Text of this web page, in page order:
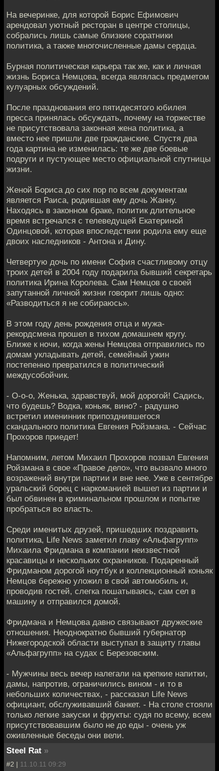
На вечеринке, для которой Борис Ефимович
арендовал уютный ресторан в центре столицы,
собрались лишь самые близкие соратники
политика, а также многочисленные дамы сердца.
Бурная политическая карьера так же, как и личная
жизнь Бориса Немцова, всегда являлась предметом
кулуарных обсуждений.
После празднования его пятидесятого юбилея
пресса принялась обсуждать, почему на торжестве
не присутствовала законная жена политика, а
вместо нее пришли две гражданские. Спустя два
года картина не изменилась: те же две боевые
подруги и пустующее место официальной спутницы
жизни.
Женой Бориса до сих пор по всем документам
является Раиса, родившая ему дочь Жанну.
Находясь в законном браке, политик длительное
время встречался с телеведущей Екатериной
Одинцовой, которая впоследствии родила ему еще
двоих наследников - Антона и Дину.
Четвертую дочь по имени София счастливому отцу
троих детей в 2004 году подарила бывший секретарь
политика Ирина Королева. Сам Немцов о своей
запутанной личной жизни говорит лишь одно:
«Разводиться я не собираюсь».
В этом году день рождения отца и мужа-
рекордсмена прошел в тихом домашнем кругу.
Ближе к ночи, когда жены Немцова отправились по
домам укладывать детей, семейный ужин
постепенно превратился в политический
междусобойчик.
- О-о-о, Женька, здравствуй, мой дорогой! Садись,
что будешь? Водка, коньяк, вино? - радушно
встретил именинник припозднившегося
скандального политика Евгения Ройзмана. - Сейчас
Прохоров приедет!
Напомним, летом Михаил Прохоров позвал Евгения
Ройзмана в свое «Правое дело», что вызвало много
возражений внутри партии и вне нее. Уже в сентябре
уральский борец с наркоманией вышел из партии и
был обвинен в криминальном прошлом и попытке
пробраться во власть.
Среди именитых друзей, пришедших поздравить
политика, Life News заметил главу «Альфагрупп»
Михаила Фридмана в компании неизвестной
красавицы и нескольких охранников. Подаренный
Фридманом дорогой ноутбук и коллекционный коньяк
Немцов бережно уложил в свой автомобиль и,
проводив гостей, слегка пошатываясь, сам сел в
машину и отправился домой.
Фридмана и Немцова давно связывают дружеские
отношения. Неоднократно бывший губернатор
Нижегородской области выступал в защиту главы
«Альфагрупп» на судах с Березовским.
- Мужчины весь вечер налегали на крепкие напитки,
дамы, напротив, ограничились вином - и то в
небольших количествах, - рассказал Life News
официант, обслуживавший банкет. - На столе стояли
только легкие закуски и фрукты: судя по всему, всем
присутствовавшим было не до еды - очень уж
оживленные беседы они вели.
Steel Rat »
#2 | 11.10.11 09:29